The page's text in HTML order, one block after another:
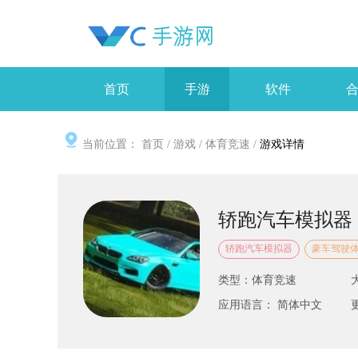
首页 手游 软件
当前位置： 首页 / 游戏 / 体育竞速 / 游戏详情
轿跑汽车模拟器
轿跑汽车模拟器 豪车驾驶
类型：体育竞速
应用语言： 简体中文